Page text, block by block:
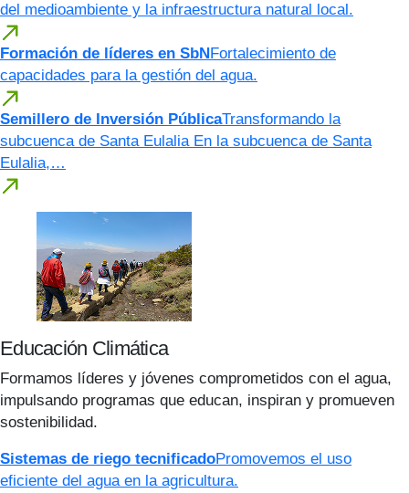
del medioambiente y la infraestructura natural local.
Formación de líderes en SbNFortalecimiento de
capacidades para la gestión del agua.
Semillero de Inversión PúblicaTransformando la
subcuenca de Santa Eulalia En la subcuenca de Santa
Eulalia,…
Educación Climática
Formamos líderes y jóvenes comprometidos con el agua,
impulsando programas que educan, inspiran y promueven
sostenibilidad.
Sistemas de riego tecnificadoPromovemos el uso
eficiente del agua en la agricultura.